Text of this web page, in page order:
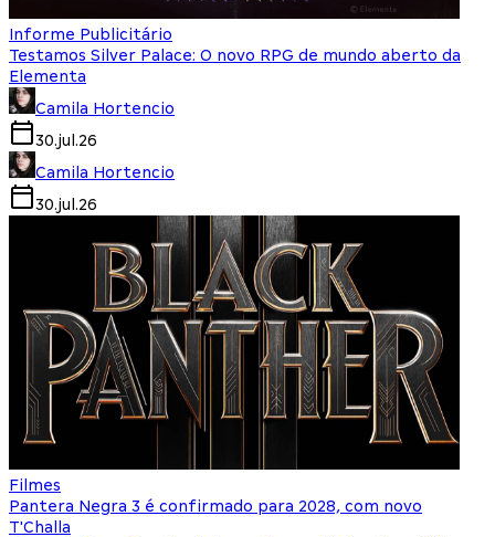
Informe Publicitário
Testamos Silver Palace: O novo RPG de mundo aberto da
Elementa
Camila Hortencio
30.jul.26
Camila Hortencio
30.jul.26
Filmes
Pantera Negra 3 é confirmado para 2028, com novo
T'Challa